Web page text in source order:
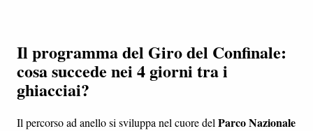
Il programma del Giro del Confinale:
cosa succede nei 4 giorni tra i
ghiacciai?
Il percorso ad anello si sviluppa nel cuore del Parco Nazionale